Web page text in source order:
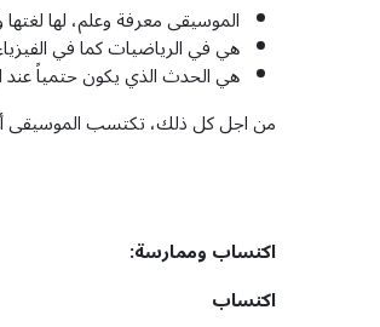
الموسيقى معرفة وعلم، لها لغتها
هي في الرياضيات كما في
هي الحدث الذي يكون حتمياً عند
من اجل كل ذلك، تكتسب الموسيقى
اكتساب وممارسة:
اكتساب